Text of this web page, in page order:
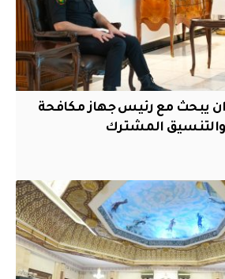
يبحث مع رئيس جهاز مكافحة
والتنسيق المشترك